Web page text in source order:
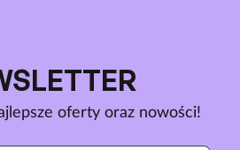
oferty oraz nowości!